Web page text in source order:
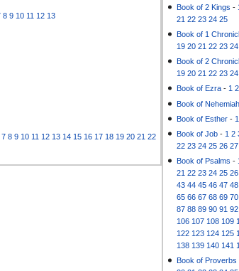
Book of 2 Kings -
21 22 23 24 25
Book of 1
19 20 21 22 23 24
Book of 2
19 20 21 22 23 24
Book of Ezra - 1 2
Book of Nehemiah
Book of Esther - 1
Book of Job - 1 2
22 23 24 25 26 27
Book of Psalms -
21 22 23 24 25 26
43 44 45 46 47 48
65 66 67 68 69 70
87 88 89 90 91 92
106 107 108 109
122 123 124 125
138 139 140 141
Book of Proverbs
8 9 10 11 12 13
7 8 9 10 11 12 13 14 15 16 17 18 19 20 21 22